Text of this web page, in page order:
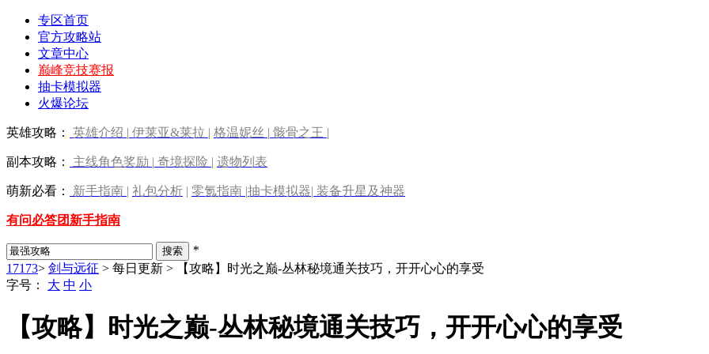
专区首页
官方攻略站
文章中心
巅峰竞技赛报
抽卡模拟器
火爆论坛
英雄攻略： 英雄介绍 | 伊莱亚&莱拉 | 格温妮丝 | 骸骨之王 |
副本攻略： 主线角色奖励 | 奇境探险 | 遗物列表
萌新必看： 新手指南 | 礼包分析 | 零氪指南 |抽卡模拟器| 装备升星及神器
有问必答团 新手指南
*
17173> 剑与远征 > 每日更新 > 【攻略】时光之巅-丛林秘境通关技巧，开开心心的享受
字号： 大 中 小
【攻略】时光之巅-丛林秘境通关技巧，开开心心的享受